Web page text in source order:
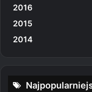
2016
2015
2014